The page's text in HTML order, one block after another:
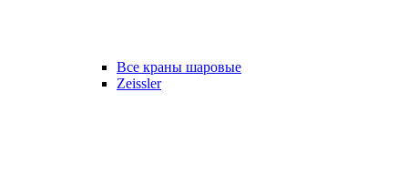
Все краны шаровые
Zeissler